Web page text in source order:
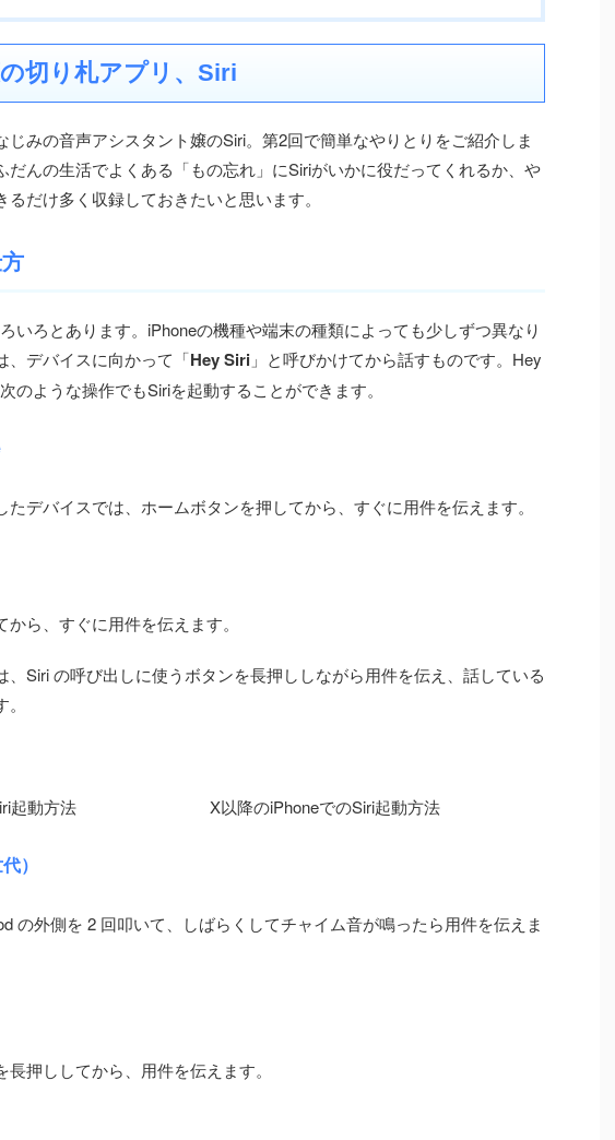
切り札アプリ、Siri
じみの音声アシスタント嬢のSiri。第2回で簡単なやりとりをご紹介しま
だんの生活でよくある「もの忘れ」にSiriがいかに役だってくれるか、や
るだけ多く収録しておきたいと思います。
いろとあります。iPhoneの機種や端末の種類によっても少しずつ異なり
、デバイスに向かって「Hey Siri 」と呼びかけてから話すものです。Hey
のような操作でもSiriを起動することができます。
たデバイスでは、ホームボタンを押してから、すぐに用件を伝えます。
ら、すぐに用件を伝えます。
、Siri の呼び出しに使うボタンを長押ししながら用件を伝え、話している
起動方法 X以降のiPhoneでのSiri起動方法
）
の外側を 2 回叩いて、しばらくしてチャイム音が鳴ったら用件を伝えま
押ししてから、用件を伝えます。